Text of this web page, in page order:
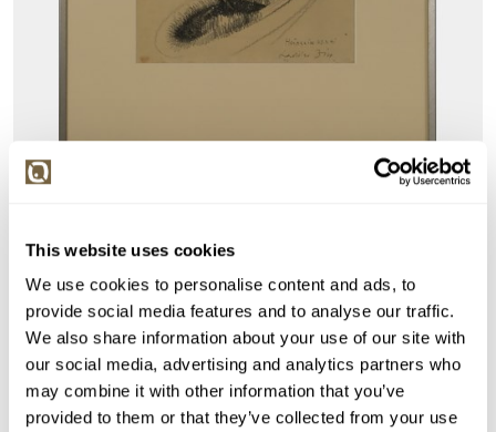
This website uses cookies
We use cookies to personalise content and ads, to
provide social media features and to analyse our traffic.
We also share information about your use of our site with
our social media, advertising and analytics partners who
may combine it with other information that you’ve
provided to them or that they’ve collected from your use
VYDRAŽENO
110066. Karel Hynek Mácha
Vyvolávací cena: 500 Kč
Vydraženo za: 800 Kč
Dražba ukončena:21.01.2024 20:24:00
Detail